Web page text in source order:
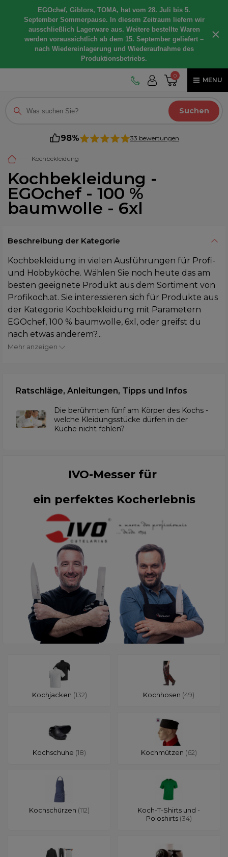
EGOchef, Giblors, TOMA, hat vom 28. Juli bis 5.
September Sommerpause. In diesem Zeitraum liefern wir
ausschließlich Lagerware aus. Weitere bestellte Waren
werden voraussichtlich ab dem 15. September geliefert –
nach Wiedereinlagerung und Wiederaufnahme des
Produktionsbetriebs.
×
0
MENU
Suchen
98% 33 bewertungen
Kochbekleidung
Kochbekleidung -
EGOchef - 100 %
baumwolle - 6xl
Beschreibung der Kategorie
Kochbekleidung in vielen Ausführungen für Profi-
und Hobbyköche. Wählen Sie noch heute das am
besten geeignete Produkt aus dem Sortiment von
Profikoch.at. Sie interessieren sich für Produkte aus
der Kategorie Kochbekleidung mit Parametern
EGOchef, 100 % baumwolle, 6xl, oder greifst du
nach etwas anderem?...
Mehr anzeigen
Ratschläge, Anleitungen, Tipps und Infos
Die berühmten fünf am Körper des Kochs -
welche Kleidungsstücke dürfen in der
Küche nicht fehlen?
IVO-Messer für
ein perfektes Kocherlebnis
Kochjacken (132) Kochhosen (49)
Kochschuhe (18) Kochmützen (62)
Kochschürzen (112)
Koch-T-Shirts und -
Poloshirts (34)